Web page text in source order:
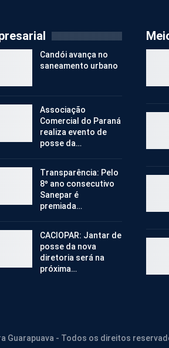
Candói avança no
saneamento urbano
Associação
Comercial do Paraná
realiza evento de
posse da…
Transparência: Pelo
8º ano consecutivo
Sanepar é
premiada…
CACIOPAR: Jantar de
posse da nova
diretoria será na
próxima…
Guarapuava - Todos os direitos